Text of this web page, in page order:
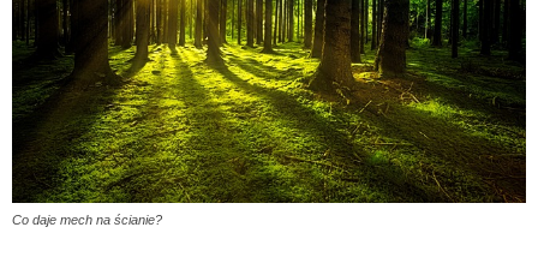
Co daje mech na ścianie?